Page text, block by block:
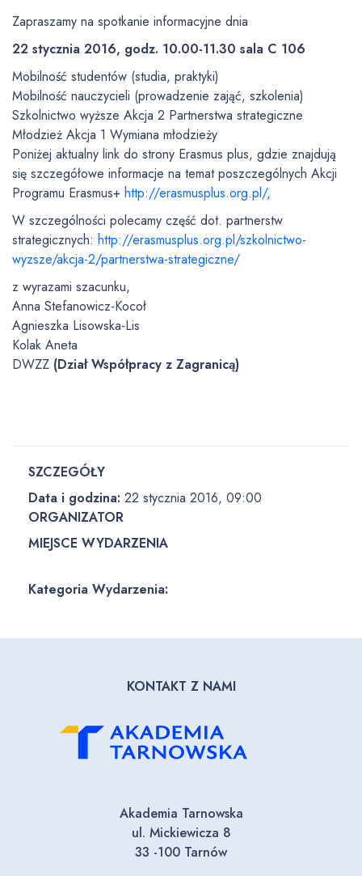
Zapraszamy na spotkanie informacyjne dnia
22 stycznia 2016, godz. 10.00-11.30 sala C 106
Mobilność studentów (studia, praktyki)
Mobilność nauczycieli (prowadzenie zająć, szkolenia)
Szkolnictwo wyższe Akcja 2 Partnerstwa strategiczne
Młodzież Akcja 1 Wymiana młodzieży
Poniżej aktualny link do strony Erasmus plus, gdzie znajdują
się szczegółowe informacje na temat poszczególnych Akcji
Programu Erasmus+ http://erasmusplus.org.pl/,
W szczególności polecamy część dot. partnerstw
strategicznych: http://erasmusplus.org.pl/szkolnictwo-
wyzsze/akcja-2/partnerstwa-strategiczne/
z wyrazami szacunku,
Anna Stefanowicz-Kocoł
Agnieszka Lisowska-Lis
Kolak Aneta
DWZZ (Dział Współpracy z Zagranicą)
SZCZEGÓŁY
Data i godzina: 22 stycznia 2016, 09:00
ORGANIZATOR
MIEJSCE WYDARZENIA
Kategoria Wydarzenia:
KONTAKT Z NAMI
Akademia Tarnowska
ul. Mickiewicza 8
33 -100 Tarnów